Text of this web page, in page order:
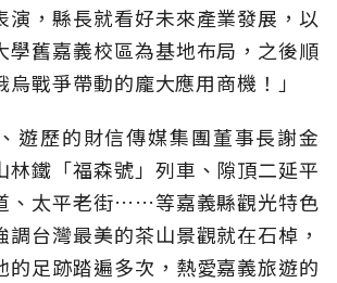
演，縣長就看好未來產業發展，以
學舊嘉義校區為基地布局，之後順
戰爭帶動的龐大應用商機！」
遊歷的財信傳媒集團董事長謝金
林鐵「福森號」列車、隙頂二延平
、太平老街……等嘉義縣觀光特色
調台灣最美的茶山景觀就在石棹，
的足跡踏遍多次，熱愛嘉義旅遊的